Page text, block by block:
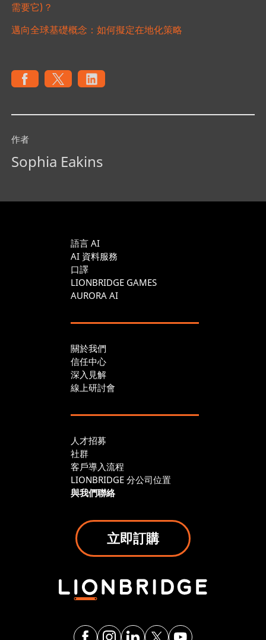
需要它)？
邁向全球基礎概念：如何擬定在地化策略
作者
Sophia Eakins
語言 AI
AI 資料服務
口譯
LIONBRIDGE GAMES
AURORA AI
關於我們
信任中心
深入見解
線上研討會
人才招募
社群
客戶導入流程
LIONBRIDGE 分公司位置
與我們聯絡
立即訂購